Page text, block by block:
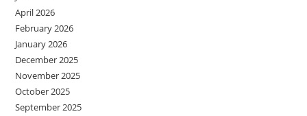
April 2026
February 2026
January 2026
December 2025
November 2025
October 2025
September 2025